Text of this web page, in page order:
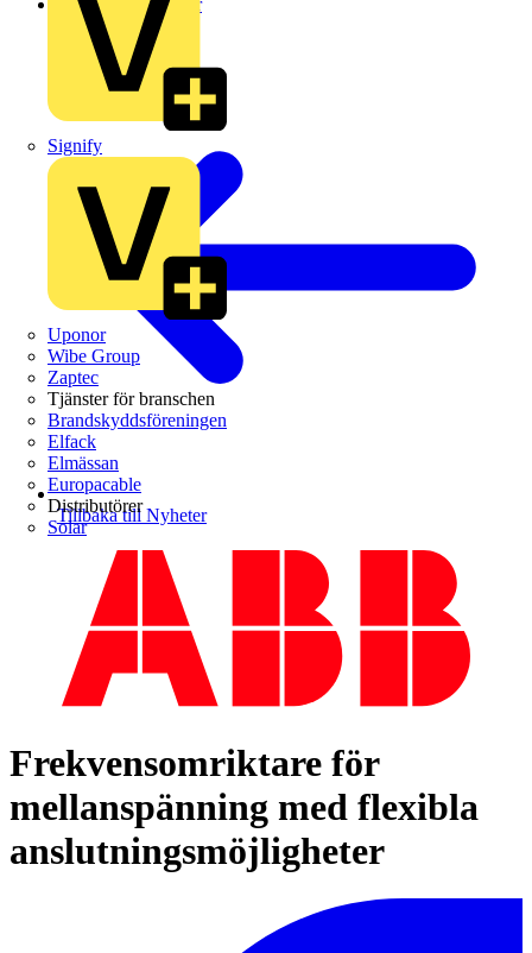
Signify
Uponor
Wibe Group
Zaptec
Tjänster för branschen
Brandskyddsföreningen
Elfack
Elmässan
Europacable
Distributörer
Solar
Tillbaka till Nyheter
Frekvensomriktare för
mellanspänning med flexibla
anslutningsmöjligheter